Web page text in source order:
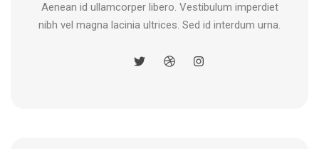
Aenean id ullamcorper libero. Vestibulum imperdiet
nibh vel magna lacinia ultrices. Sed id interdum urna.